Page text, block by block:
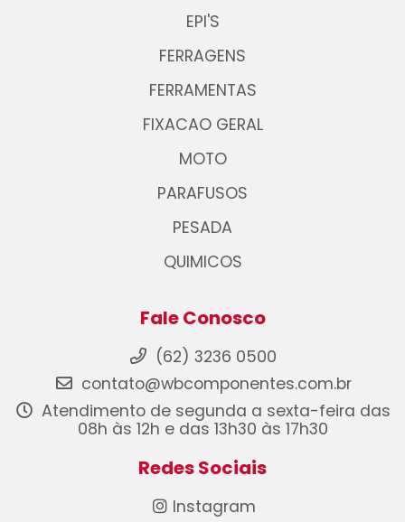
EPI'S
FERRAGENS
FERRAMENTAS
FIXACAO GERAL
MOTO
PARAFUSOS
PESADA
QUIMICOS
Fale Conosco
(62) 3236 0500
contato@wbcomponentes.com.br
Atendimento de segunda a sexta-feira das
08h às 12h e das 13h30 às 17h30
Redes Sociais
Instagram